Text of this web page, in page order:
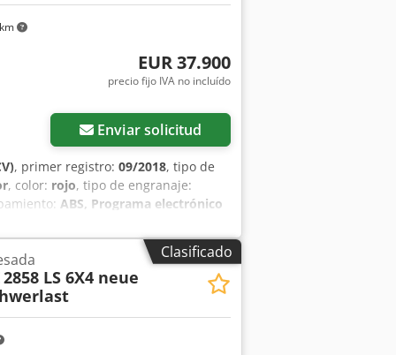
general Año de fabricación: 2019
ZF, 12 marchas, automática
Dirección Eje trasero 1:
engranajes planetarios externos
26.000 kg Estado Estado
EUR 37.900
precio fijo IVA no incluído
Enviar solicitud
, primer registro: 09/2018, tipo de
, color: rojo, tipo de engranaje:
ABS, Programa electrónico
390 litros, Control de crucero,
eléctricos, Espejos eléctricos,
Potencia del motor: 368 kW (493 CV),
centralizado, Retarder
Clasificado
2858 LS 6X4 neue